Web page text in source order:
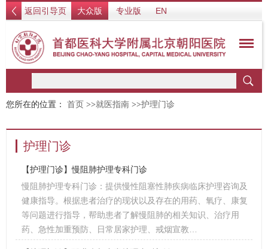
返回引导页 大众版 专业版 EN
您所在的位置： 首页 >>就医指南 >>护理门诊
护理门诊
【护理门诊】慢阻肺护理专科门诊
慢阻肺护理专科门诊：提供慢性阻塞性肺疾病临床护理咨询及
健康指导。根据患者治疗的现状以及存在的用药、氧疗、康复
等问题进行指导，帮助患者了解慢阻肺的相关知识、治疗用
药、急性加重预防、日常居家护理、戒烟宣教…